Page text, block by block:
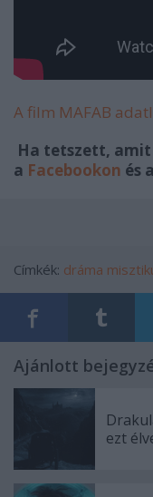
A film MAFAB
Ha tetszett,
a Facebookon és a
Címkék: dráma
Ajánlott
ezt